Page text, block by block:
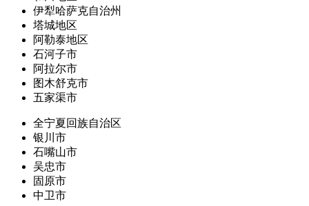
伊犁哈萨克自治州
塔城地区
阿勒泰地区
石河子市
阿拉尔市
图木舒克市
五家渠市
全宁夏回族自治区
银川市
石嘴山市
吴忠市
固原市
中卫市